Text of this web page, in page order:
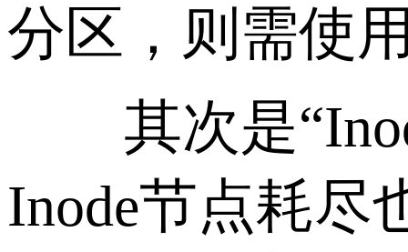
分区，则需使
其次是
Inode节点耗尽